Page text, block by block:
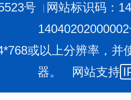
号
网站标识码：
或以上分辨率，并
器。 网站支持